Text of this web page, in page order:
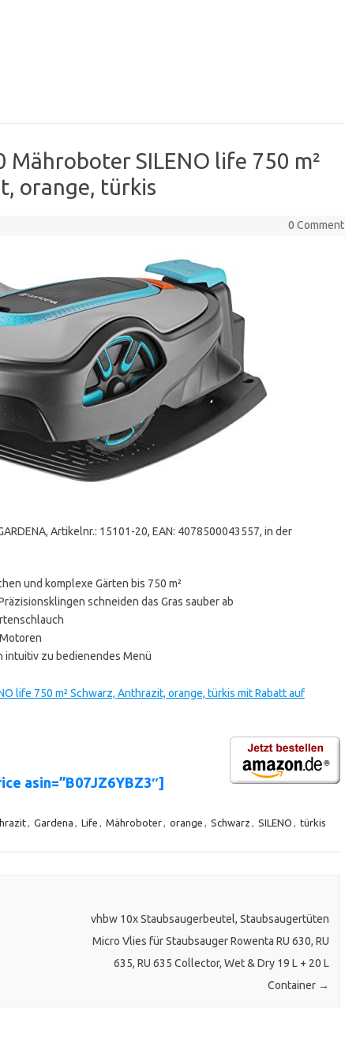
Mähroboter SILENO life 750 m²
orange, türkis
0 Comment
Artikelnr.: 15101-20, EAN: 4078500043557, in der
und komplexe Gärten bis 750 m²
schneiden das Gras sauber ab
intuitiv zu bedienendes Menü
life 750 m² Schwarz, Anthrazit, orange, türkis mit Rabatt auf
asin=”B07JZ6YBZ3″]
, Gardena , Life , Mähroboter, orange , Schwarz , SILENO , türkis
vhbw 10x Staubsaugerbeutel, Staubsaugertüten
Micro Vlies für Staubsauger Rowenta RU 630, RU
635, RU 635 Collector, Wet & Dry 19 L + 20 L
Container →